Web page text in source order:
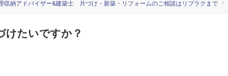
納アドバイザー&建築士 片づけ・新築・リフォームのご相談はリブラクまで
けたいですか？